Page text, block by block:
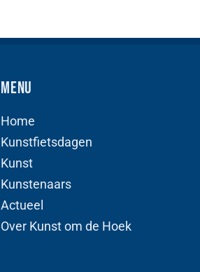
Menu
Home
Kunstfietsdagen
Kunst
Kunstenaars
Actueel
Over Kunst om de Hoek